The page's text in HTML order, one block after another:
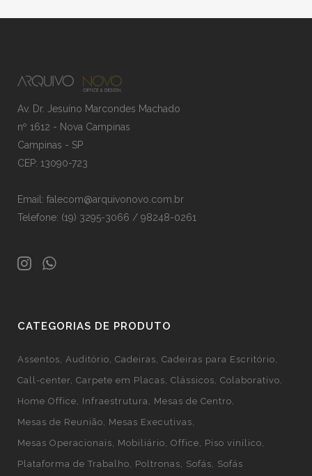
Av. Dr. Jesuíno Marcondes Machado
nº 1612 - Nova Campinas
Campinas - SP
CEP: 13090-723
Email: falecom@arquivonovo.com.br
Telefone: (19) 3295-3066 / 98248-0261
CATEGORIAS DE PRODUTO
Assentos Auditório Cadeiras Cadeiras para Escritório
Call-center Carpete em Placas Clássicos Colaborativo
Home Office
Infraestrutura
Mesas de Centro
Mesas de Reunião
Mesas Executivas
Mesas Operacionais
Mobiliário Office
Piso vinílico
Plataforma de Trabalho
Poltronas Sofás Sofás